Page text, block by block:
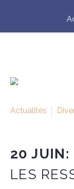
Actualités
20 JUIN:
LES